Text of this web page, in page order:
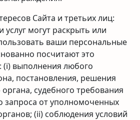
Сайта и третьих лиц:
услуг могут раскрыть или
ваши персональные
посчитают это
выполнения любого
постановления, решения
судебного требования
запроса от уполномоченных
(ii) соблюдения условий